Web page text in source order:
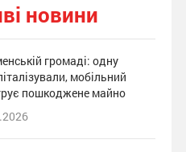
новини
громаді: одну
мобільний
пошкоджене майно